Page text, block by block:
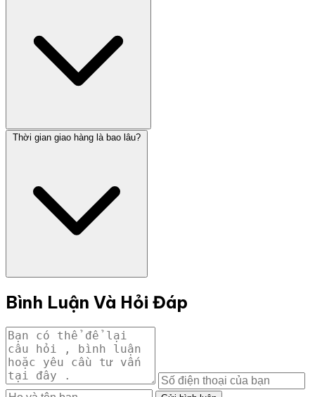
Thời gian giao hàng là bao lâu?
Bình Luận Và Hỏi Đáp